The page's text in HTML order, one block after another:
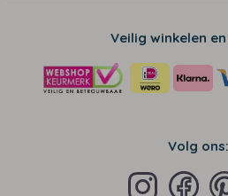
Veilig winkelen
Volg ons: